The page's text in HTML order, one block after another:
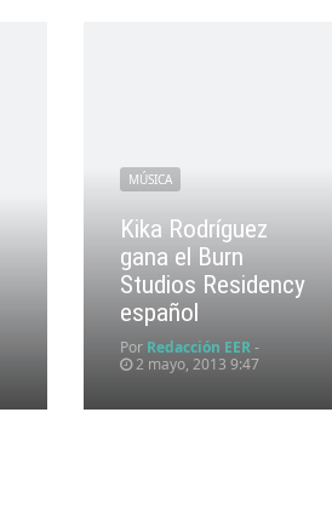
MÚSICA
Kika Rodríguez
gana el Burn
Studios Residency
español
Por Redacción EER-
2 mayo, 2013 9:47